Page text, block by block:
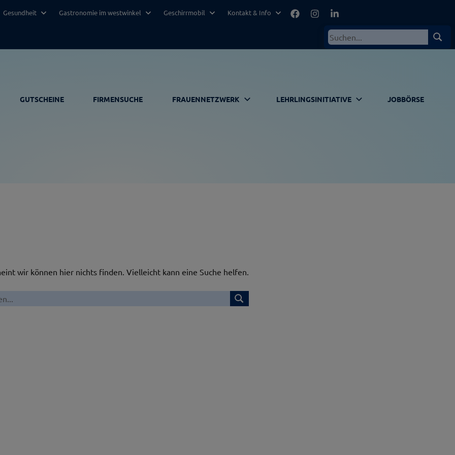
FacebookInstagramLinkedIn
Gesundheit Gastronomie im westwinkel Geschirrmobil Kontakt & Info
Suchen
GUTSCHEINE FIRMENSUCHE FRAUENNETZWERK LEHRLINGSINITIATIVE JOBBÖRSE
wir können hier nichts finden. Vielleicht kann eine Suche helfen.
Suchen